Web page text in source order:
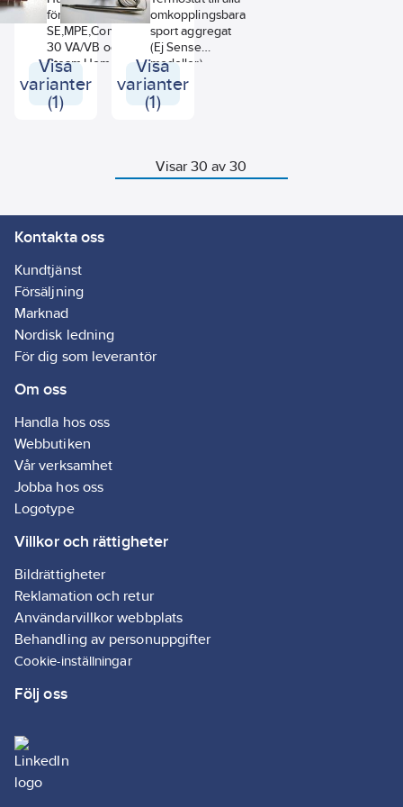
för
SE,MPE,Combi,RB-
30 VA/VB och
Steam Home. Även
Senseaggregat
efter 2014
Kompletteras med
Visa
varianter
(1)
omkopplingsbara
sport aggregat
(Ej Sense
modeller)
Visa
varianter
(1)
Visar 30 av 30
Kontakta oss
Kundtjänst
Försäljning
Marknad
Nordisk ledning
För dig som leverantör
Om oss
Handla hos oss
Webbutiken
Vår verksamhet
Jobba hos oss
Logotype
Villkor och rättigheter
Bildrättigheter
Reklamation och retur
Användarvillkor webbplats
Behandling av personuppgifter
Cookie-inställningar
Följ oss